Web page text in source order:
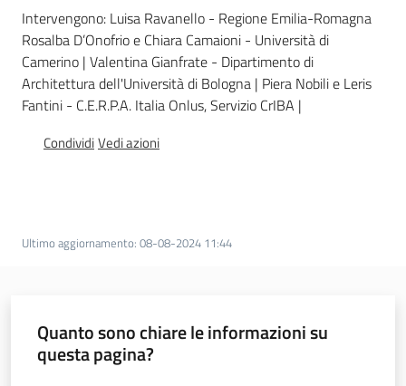
Territorio
Argomenti
Piani Programmi
Intervengono: Luisa Ravanello - Regione Emilia-Romagna
Rosalba D’Onofrio e Chiara Camaioni - Università di
Camerino | Valentina Gianfrate - Dipartimento di
Architettura dell'Università di Bologna | Piera Nobili e Leris
Fantini - C.E.R.P.A. Italia Onlus, Servizio CrIBA |
CondividiVedi azioni
Ultimo aggiornamento: 08-08-2024 11:44
Quanto sono chiare le informazioni su
questa pagina?